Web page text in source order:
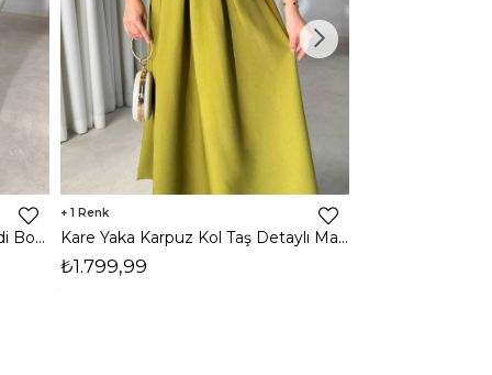
Halter Yaka Önden Yırtmaçlı Midi Boy Kahverengi Hasre Kadın Elbise 26Y502
1
Kare Yaka Karpuz Kol Taş Detaylı Maxi Yağ Yeşili Civo Kadın Elbise 206Y501
₺1.799,99